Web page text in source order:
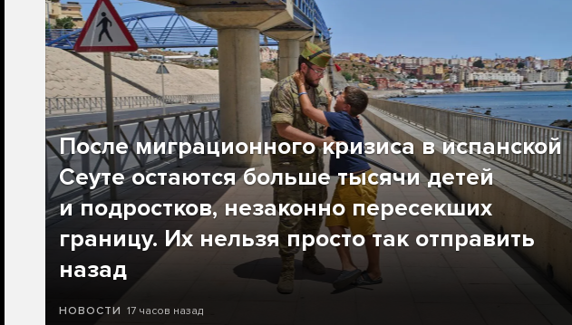
После миграционного кризиса в испанской
Сеуте остаются больше тысячи детей
и подростков, незаконно пересекших
границу. Их нельзя просто так отправить
назад
НОВОСТИ 17 часов назад